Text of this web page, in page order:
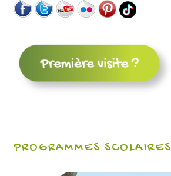
PROGRAMMES SCOLAIRES